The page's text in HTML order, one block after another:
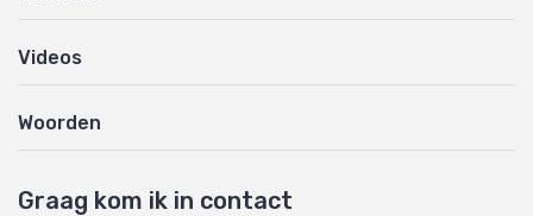
Videos
Woorden
Graag kom ik in contact